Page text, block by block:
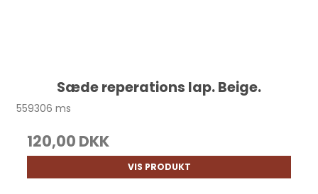
Sæde reperations lap. Beige.
559306 ms
120,00 DKK
VIS PRODUKT